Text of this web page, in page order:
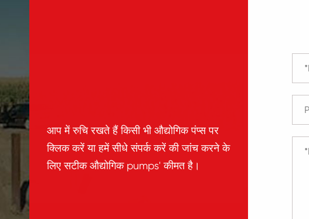
आप में रुचि रखते हैं किसी भी औद्योगिक पंप्स पर
क्लिक करें या हमें सीधे संपर्क करें की जांच करने के
लिए सटीक औद्योगिक pumps' कीमत है।